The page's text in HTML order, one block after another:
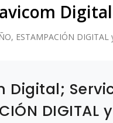
Digital
ESTAMPACIÓN
Digital;
DIGITAL